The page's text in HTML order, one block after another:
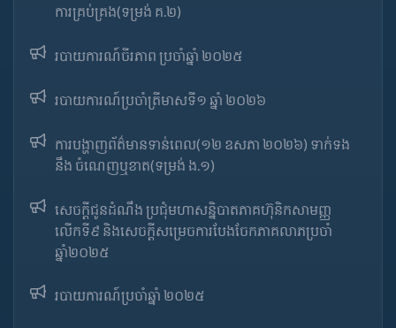
ការគ្រប់គ្រង(ទម្រង់ គ.២)
របាយការណ៍ចីរភាព ប្រចាំឆ្នាំ ២០២៥
របាយការណ៍​​ប្រចាំ​ត្រីមាសទី១ ឆ្នាំ ២០២៦
ការបង្ហាញព័ត៌មានទាន់ពេល(១២ ឧសភា ២០២៦) ទាក់ទង
នឹង ចំណេញឬខាត(ទម្រង់ ង.១)
សេចក្តីជូនដំណឹង ប្រជុំមហាសន្និបាតភាគហ៊ុនិកសាមញ្ញ
លើកទី៩ និងសេចក្តីសម្រេចការបែងចែកភាគលាភប្រចាំ
ឆ្នាំ២០២៥​
របាយការណ៍​​ប្រចាំ​ឆ្នាំ ២០២៥